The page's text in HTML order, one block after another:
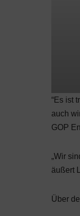
“Es ist
auch
GOP
„Wir
äußert
Über